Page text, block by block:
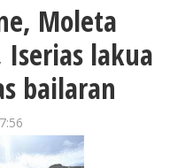
Moleta
lakua
bailaran